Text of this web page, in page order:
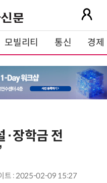
모빌리티 통신 경제
·장학금 전
트 : 2025-02-09 15:27